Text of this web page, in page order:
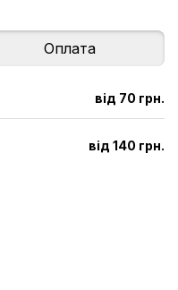
Оплата
від 70 грн.
від 140 грн.